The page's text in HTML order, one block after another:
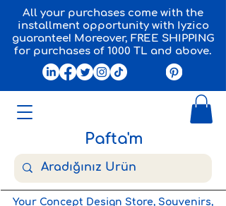
Pafta'm
All your purchases come with the
installment opportunity with Iyzico
guarantee! Moreover, FREE SHIPPING
for purchases of 1000 TL and above.
Your Concept Design Store, Souvenirs,